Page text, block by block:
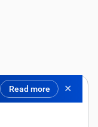
Read more ✕